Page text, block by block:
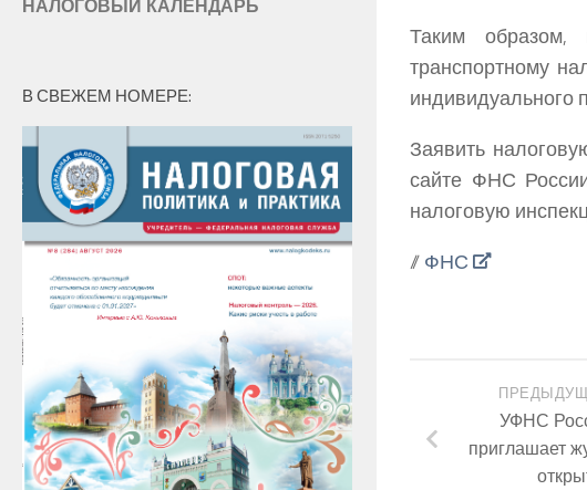
Таким образом,
транспортному
индивидуального
Заявить
сайте ФНС
налоговую
//ФНС
УФНС
приглашает
В СВЕЖЕМ НОМЕРЕ: